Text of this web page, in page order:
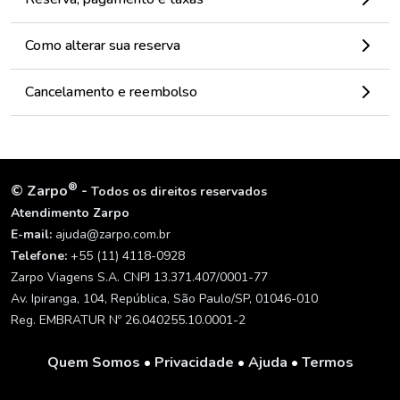
Como alterar sua reserva
Cancelamento e reembolso
© Zarpo® - Todos os direitos reservados
Atendimento Zarpo
E-mail: ajuda@zarpo.com.br
Telefone: +55 (11) 4118-0928
Zarpo Viagens S.A. CNPJ 13.371.407/0001-77
Av. Ipiranga, 104, República, São Paulo/SP, 01046-010
Reg. EMBRATUR Nº 26.040255.10.0001-2
Quem Somos • Privacidade • Ajuda • Termos